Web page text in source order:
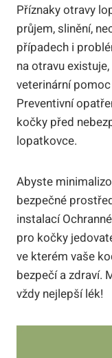
Příznaky otravy
průjem, slinění,
případech i
na otravu
veterinární
Preventivní
kočky před
lopatkovce.
Abyste
bezpečné
instalací
pro kočky
ve kterém vaše
bezpečí a zdraví.
vždy nejlepší lék!